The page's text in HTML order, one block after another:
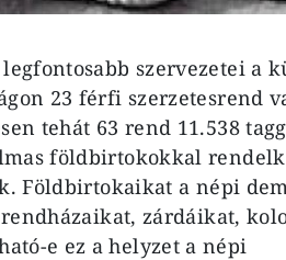
szervezetei a
23 férfi szerzetesrend
tehát 63 rend 11.538
földbirtokokkal
Földbirtokaikat a népi
zárdáikat,
e ez a helyzet a népi